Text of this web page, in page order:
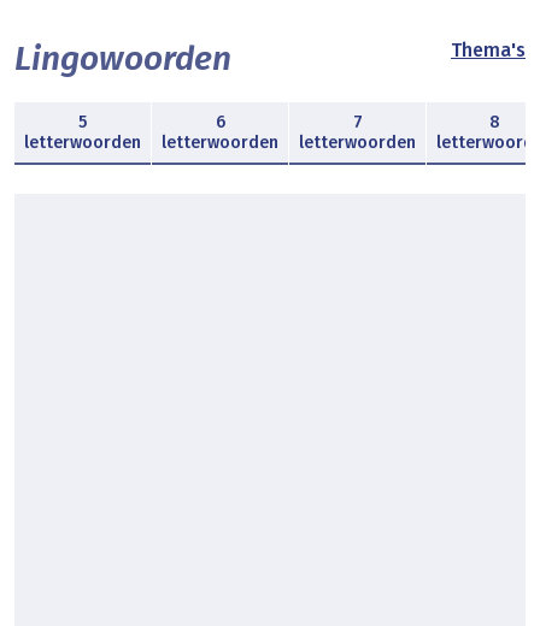
Lingowoorden Thema's
5
letterwoorden
6
letterwoorden
7
letterwoorden
8